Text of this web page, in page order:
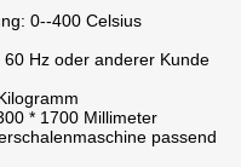
0--400 Celsius
Hz oder anderer Kunde
* 1700 Millimeter
passend